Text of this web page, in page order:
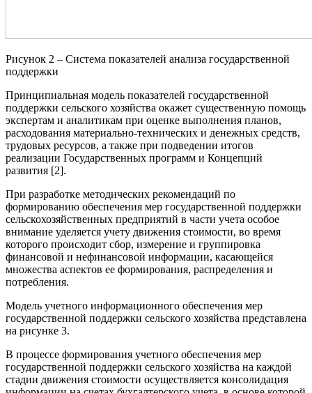
Рисунок 2 – Система показателей анализа государственной
поддержки
Принципиальная модель показателей государственной
поддержки сельского хозяйства окажет существенную помощь
экспертам и аналитикам при оценке выполнения планов,
расходования материально-технических и денежных средств,
трудовых ресурсов, а также при подведении итогов
реализации Государственных программ и Концепций
развития [2].
При разработке методических рекомендаций по
формированию обеспечения мер государственной поддержки
сельскохозяйственных предприятий в части учета особое
внимание уделяется учету движения стоимости, во время
которого происходит сбор, измерение и группировка
финансовой и нефинансовой информации, касающейся
множества аспектов ее формирования, распределения и
потребления.
Модель учетного информационного обеспечения мер
государственной поддержки сельского хозяйства представлена
на рисунке 3.
В процессе формирования учетного обеспечения мер
государственной поддержки сельского хозяйства на каждой
стадии движения стоимости осуществляется консолидация